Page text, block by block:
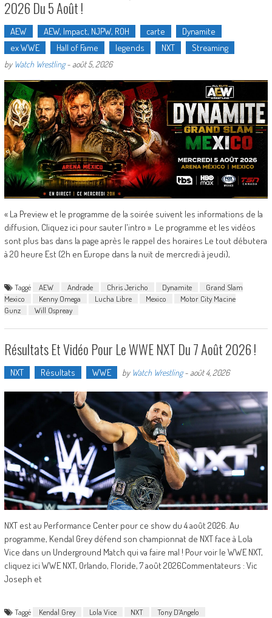
2026 Du 5 Août !
AEW AEW, Impact, NJPW, ROH carte
Dynamite
ex WWE
Hall of Fame legends NXT Streaming
by Watch Wrestling- août 5, 2026
« La Preview et le programme de la soirée suivent les informations de la
diffusion, Cliquez ici pour sauter l'intro » Le programme et les vidéos
sont plus bas dans la page après le rappel des horaires Le tout débutera
à 20 heure Est (2h en Europe dans la nuit de mercredi à jeudi),
Taggé AEW Andrade Chris Jericho Dynamite
Grand Slam
Mexico
Kenny Omega Lucha Libre Mexico
Motor City Macine
Gunz
Will Ospreay
Résultats Et Vidéo Pour Le WWE NXT Du 7 Août 2026 !
NXT Résultats WWE by Watch Wrestling- août 4, 2026
NXT est au Performance Center pour ce show du 4 août 2026. Au
programme, Kendal Grey défend son championnat de NXT face à Lola
Vice dans un Underground Match qui va faire mal ! Pour voir le WWE NXT,
cliquez ici WWE NXT, Orlando, Floride, 7 août 2026Commentateurs : Vic
Joseph et
Taggé Kendal Grey Lola Vice NXT
Tony D’Angelo